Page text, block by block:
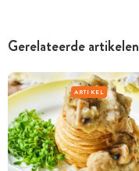
Gerelateerde artikelen
ARTIKEL